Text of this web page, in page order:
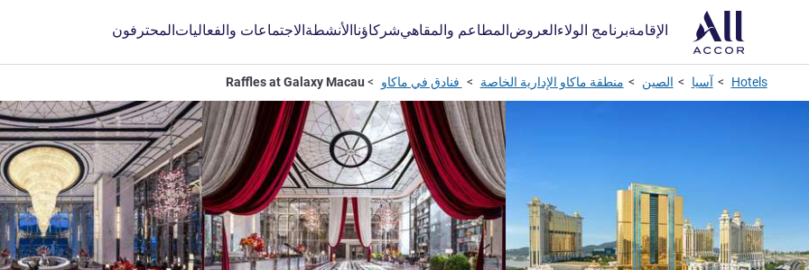
الإقامةبرنامج الولاءالعروضالمطاعم والمقاهيشركاؤناالأنشطةالاجتماعات والفعالياتالمحترفون
Hotels آسيا الصين منطقة ماكاو الإدارية الخاصة فنادق في ماكاو Raffles at Galaxy Macau